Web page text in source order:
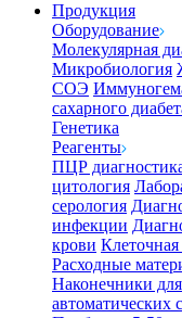
Продукция
Оборудование
Молекулярная
Микробиология
СОЭ
сахарного
Генетика
Реагенты
ПЦР
цитология
серология
инфекции
крови
Расходные
Наконечники для
автоматических